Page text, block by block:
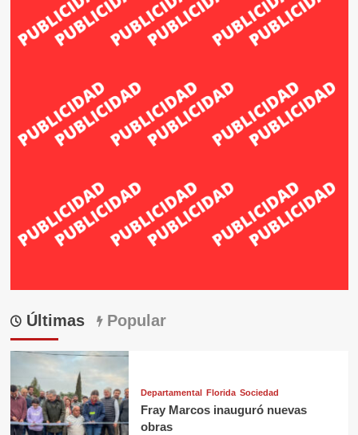
Últimas Popular
Departamental Florida Sociedad
Fray Marcos inauguró nuevas
obras